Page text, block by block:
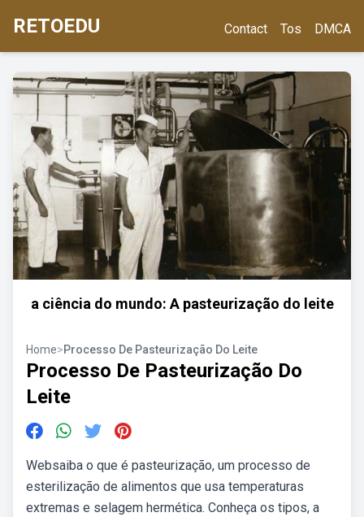
RETOEDU Contact Tos DMCA
a ciência do mundo: A pasteurização do leite
Home>Processo De Pasteurização Do Leite
Processo De Pasteurização Do
Leite
Websaiba o que é pasteurização, um processo de
esterilização de alimentos que usa temperaturas
extremas e selagem hermética. Conheça os tipos, a